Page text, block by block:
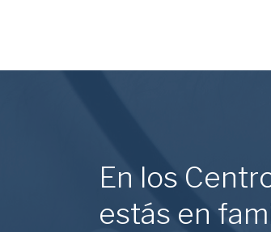
En los
estás en